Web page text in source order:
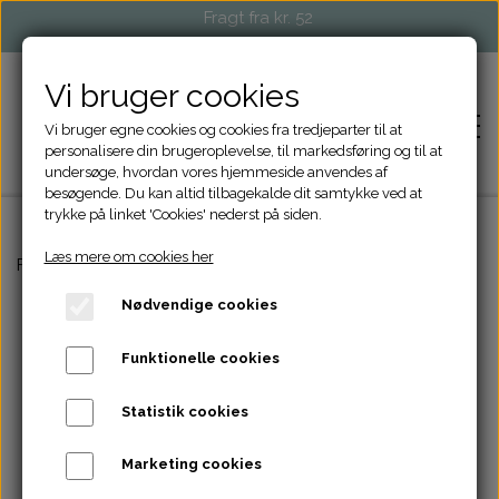
Fragt fra kr. 52
FORSIDE
FORHANDLERE
Forside Højtider Kogle
Vi bruger cookies
Vi bruger egne cookies og cookies fra tredjeparter til at
personalisere din brugeroplevelse, til markedsføring og til at
undersøge, hvordan vores hjemmeside anvendes af
besøgende. Du kan altid tilbagekalde dit samtykke ved at
trykke på linket 'Cookies' nederst på siden.
Læs mere om cookies her
Nødvendige cookies
Funktionelle cookies
Statistik cookies
Marketing cookies